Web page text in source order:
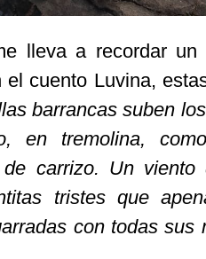
lleva a recordar
cuento Luvina,
barrancas suben
en tremolina,
de carrizo. Un
tristes que
con todas sus